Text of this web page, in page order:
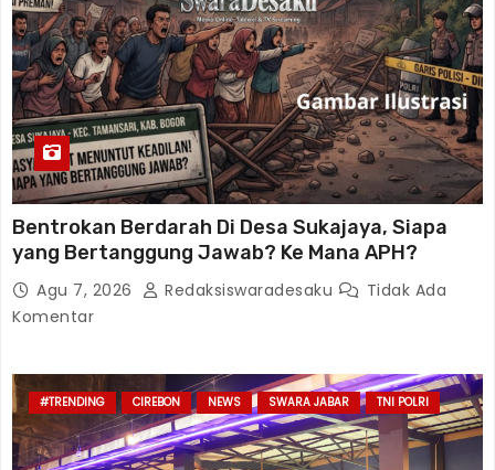
Bentrokan Berdarah Di Desa Sukajaya, Siapa
yang Bertanggung Jawab? Ke Mana APH?
Agu 7, 2026 Redaksiswaradesaku
Tidak Ada
Komentar
#TRENDING CIREBON NEWS SWARA JABAR TNI POLRI